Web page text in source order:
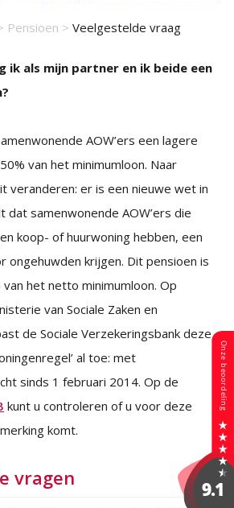
Pensioen > Veelgestelde vraag
ik als mijn partner en ik beide een
AOW’ers een lagere
van het minimumloon. Naar
veranderen: er is een nieuwe wet in
dat samenwonende AOW’ers die
koop- of huurwoning hebben, een
ongehuwden krijgen. Dit pensioen is
het netto minimumloon. Op
van Sociale Zaken en
de Sociale Verzekeringsbank deze
al toe: met
sinds 1 februari 2014. Op de
kunt u controleren of u voor deze
komt.
vragen